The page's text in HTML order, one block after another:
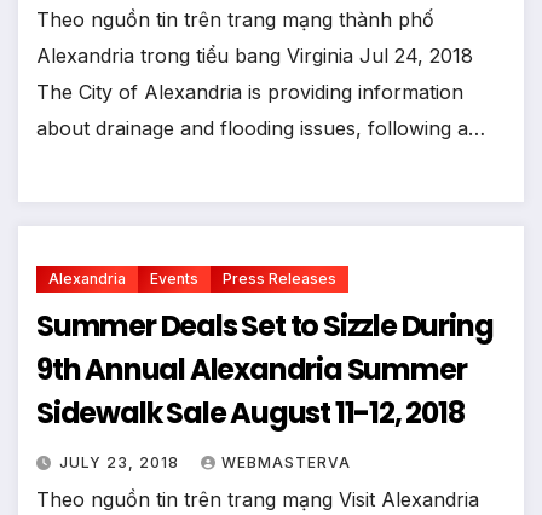
Theo nguồn tin trên trang mạng thành phố
Alexandria trong tiểu bang Virginia Jul 24, 2018
The City of Alexandria is providing information
about drainage and flooding issues, following a…
Alexandria Events Press Releases
Summer Deals Set to Sizzle During
9th Annual Alexandria Summer
Sidewalk Sale August 11-12, 2018
JULY 23, 2018 WEBMASTERVA
Theo nguồn tin trên trang mạng Visit Alexandria